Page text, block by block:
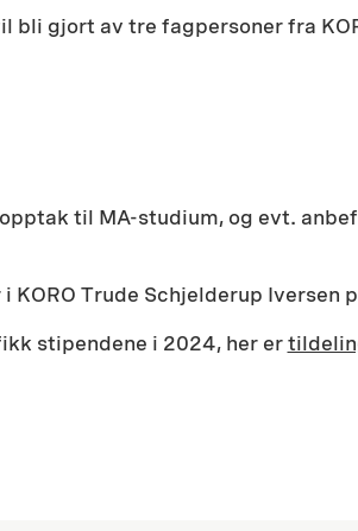
gjort av tre fagpersoner fra
til MA-studium, og evt.
Trude Schjelderup Iversen
stipendene i 2024, her er